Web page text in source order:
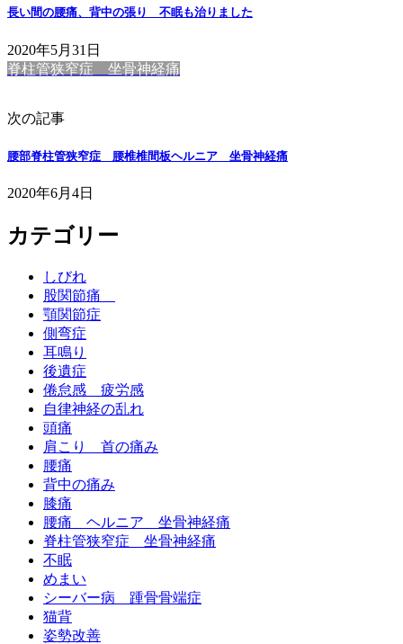
長い間の腰痛、背中の張り 不眠も治りました
2020年5月31日
脊柱管狭窄症 坐骨神経痛
次の記事
腰部脊柱管狭窄症 腰椎椎間板ヘルニア 坐骨神経痛
2020年6月4日
カテゴリー
しびれ
股関節痛
顎関節症
側弯症
耳鳴り
後遺症
倦怠感 疲労感
自律神経の乱れ
頭痛
肩こり 首の痛み
腰痛
背中の痛み
膝痛
腰痛 ヘルニア 坐骨神経痛
脊柱管狭窄症 坐骨神経痛
不眠
めまい
シーバー病 踵骨骨端症
猫背
姿勢改善